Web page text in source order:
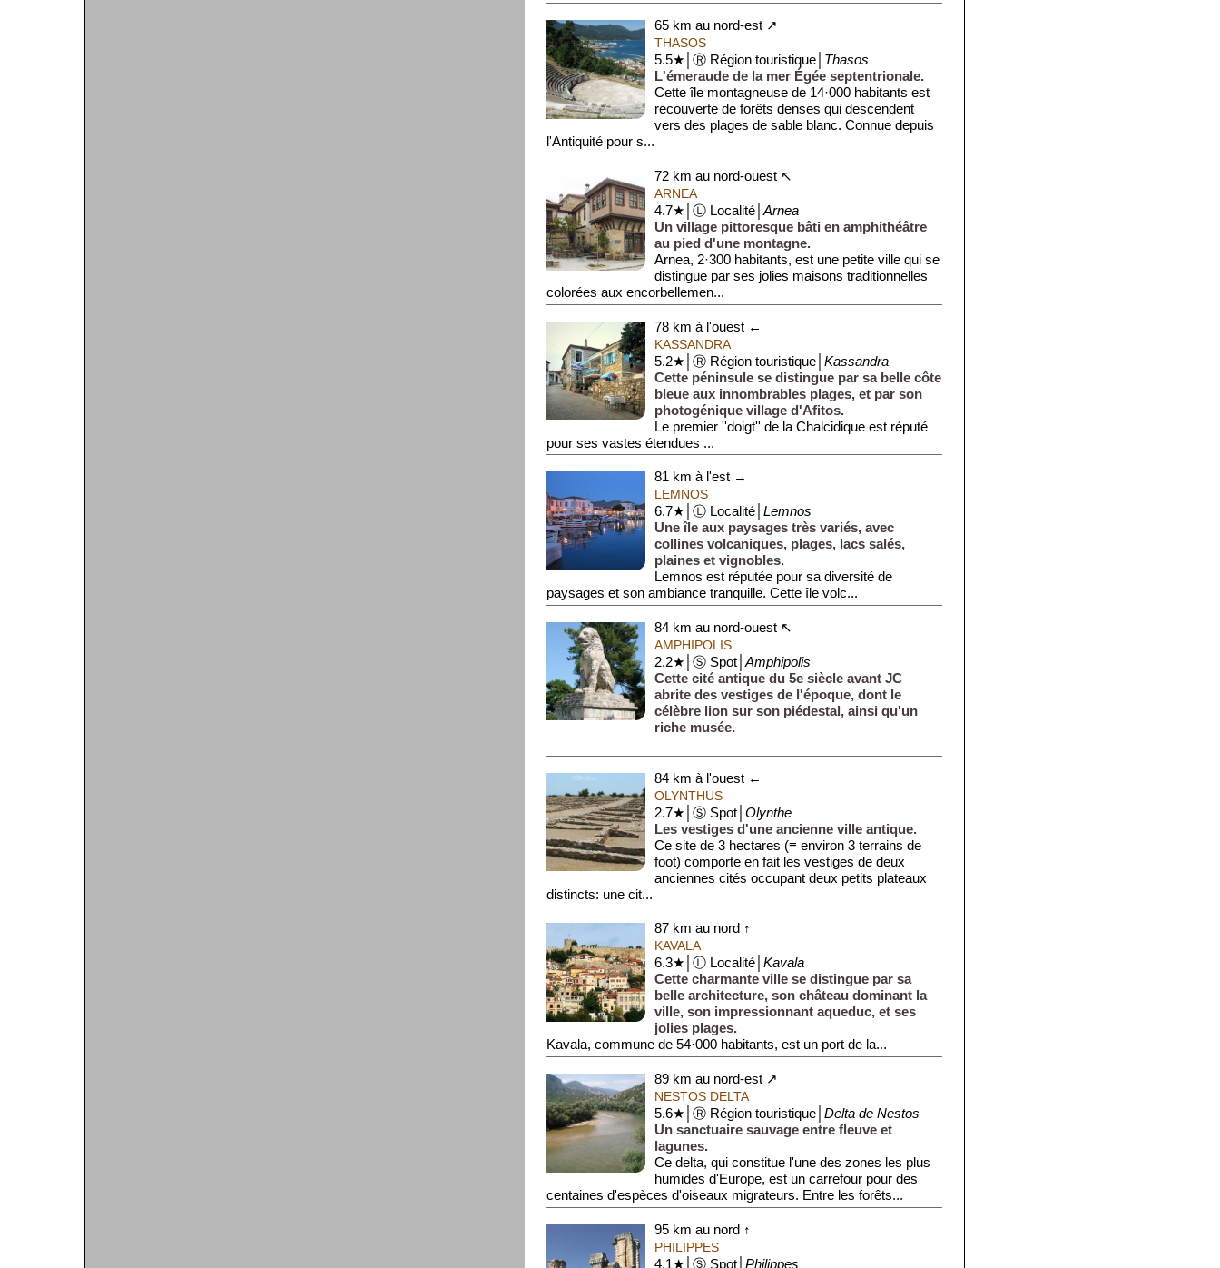
65 km au nord-est ↗
THASOS
5.5★│Ⓡ Région touristique│ Thasos
L'émeraude de la mer Égée septentrionale.
Cette île montagneuse de 14·000 habitants est
recouverte de forêts denses qui descendent
vers des plages de sable blanc. Connue depuis
l'Antiquité pour s...
72 km au nord-ouest ↖
ARNEA
4.7★│Ⓛ Localité│ Arnea
Un village pittoresque bâti en amphithéâtre
au pied d'une montagne.
Arnea, 2·300 habitants, est une petite ville qui se
distingue par ses jolies maisons traditionnelles
colorées aux encorbellemen...
78 km à l'ouest ←
KASSANDRA
5.2★│Ⓡ Région touristique│ Kassandra
Cette péninsule se distingue par sa belle côte
bleue aux innombrables plages, et par son
photogénique village d'Afitos.
Le premier ''doigt'' de la Chalcidique est réputé
pour ses vastes étendues ...
81 km à l'est →
LEMNOS
6.7★│Ⓛ Localité│ Lemnos
Une île aux paysages très variés, avec
collines volcaniques, plages, lacs salés,
plaines et vignobles.
Lemnos est réputée pour sa diversité de
paysages et son ambiance tranquille. Cette île volc...
84 km au nord-ouest ↖
AMPHIPOLIS
2.2★│Ⓢ Spot│ Amphipolis
Cette cité antique du 5e siècle avant JC
abrite des vestiges de l'époque, dont le
célèbre lion sur son piédestal, ainsi qu'un
riche musée.
84 km à l'ouest ←
OLYNTHUS
2.7★│Ⓢ Spot│ Olynthe
Les vestiges d'une ancienne ville antique.
Ce site de 3 hectares (≡ environ 3 terrains de
foot) comporte en fait les vestiges de deux
anciennes cités occupant deux petits plateaux
distincts: une cit...
87 km au nord ↑
KAVALA
6.3★│Ⓛ Localité│ Kavala
Cette charmante ville se distingue par sa
belle architecture, son château dominant la
ville, son impressionnant aqueduc, et ses
jolies plages.
Kavala, commune de 54·000 habitants, est un port de la...
89 km au nord-est ↗
NESTOS DELTA
5.6★│Ⓡ Région touristique│ Delta de Nestos
Un sanctuaire sauvage entre fleuve et
lagunes.
Ce delta, qui constitue l'une des zones les plus
humides d'Europe, est un carrefour pour des
centaines d'espèces d'oiseaux migrateurs. Entre les forêts...
95 km au nord ↑
PHILIPPES
4.1★│Ⓢ Spot│ Philippes